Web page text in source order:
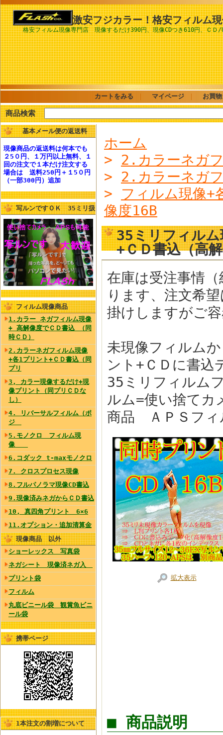
激安フジカラー！格安フィルム
格安フィルム現像専門店 現像するだけ390円、現像CDつき610円、ＣＤ/
カートをみる マイページ お買
商品検索
基本メール便の返送料
現像商品の返送料は何本でも
２5０円、１万円以上無料、１
回の注文で１本だけ注文する
場合は 送料250円 ＋１5０円
（一部300円）追加
写ルンですＯＫ 35ミリ扱
フィルム現像商品
1.カラー ネガフィルム現像
+ 高解像度でＣＤ書込 （同
時ＣＤ）
2.カラーネガフィルム現像
+各1プリント+ＣＤ書込（同
プリ
3, カラー現像するだけ+現
像プリント（同プリＣＤな
し）
4. リバーサルフィルム（ポ
ジ
5.モノクロ フィルム現
像
6.コダック t-maxモノクロ
7. クロスプロセス現像
8.フルパノラマ現像CD書込
9.現像済みネガからＣＤ書込
10, 真四角プリント 6×6
11.オプション・追加清算金
現像商品 以外
ショーレックス 写真袋
ネガシート 現像済ネガ入
プリント袋
フィルム
丸底ビニール袋 観賞魚ビニ
ール袋
携帯ページ
1本注文の割増について
ホーム
> 2.カラーネガ
> 2.カラーネガ
> フィルム現像+
像度16B
35ミリフィル
+ＣＤ書込（高
在庫は受注事情
ります、注文希
掛けしますがご
未現像フィルム
ント+ＣＤに書込
35ミリフィルム
ルム=使い捨て
商品 ＡＰＳフ
拡大表示
■ 商品説明